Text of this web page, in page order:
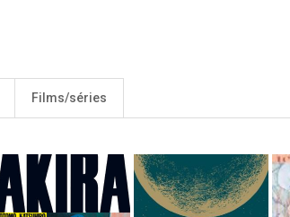
Films/séries